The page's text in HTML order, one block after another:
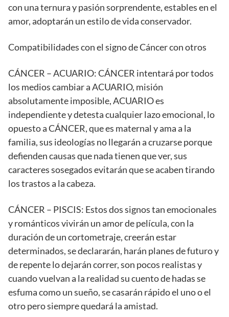
con una ternura y pasión sorprendente, estables en el
amor, adoptarán un estilo de vida conservador.
Compatibilidades con el signo de Cáncer con otros
CÁNCER – ACUARIO: CÁNCER intentará por todos
los medios cambiar a ACUARIO, misión
absolutamente imposible, ACUARIO es
independiente y detesta cualquier lazo emocional, lo
opuesto a CÁNCER, que es maternal y ama a la
familia, sus ideologías no llegarán a cruzarse porque
defienden causas que nada tienen que ver, sus
caracteres sosegados evitarán que se acaben tirando
los trastos a la cabeza.
CÁNCER – PISCIS: Estos dos signos tan emocionales
y románticos vivirán un amor de película, con la
duración de un cortometraje, creerán estar
determinados, se declararán, harán planes de futuro y
de repente lo dejarán correr, son pocos realistas y
cuando vuelvan a la realidad su cuento de hadas se
esfuma como un sueño, se casarán rápido el uno o el
otro pero siempre quedará la amistad.